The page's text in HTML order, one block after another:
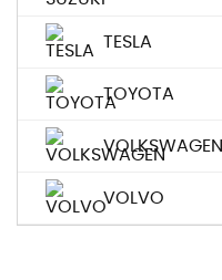
TESLA
TOYOTA
VOLKSWAGEN
VOLVO